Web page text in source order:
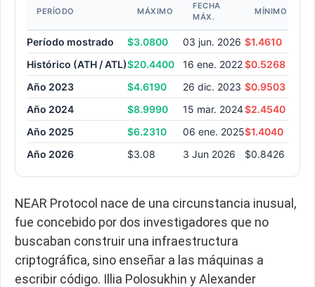
PERÍODO MÁXIMO
FECHA
MÁX.
MÍNIMO
Período mostrado $3.0800 03 jun. 2026 $1.4610
Histórico (ATH / ATL)$20.4400 16 ene. 2022$0.5268
Año 2023
$4.6190 26 dic. 2023 $0.9503
Año 2024
$8.9990 15 mar. 2024$2.4540
Año 2025
$6.2310 06 ene. 2025$1.4040
Año 2026
$3.08 3 Jun 2026 $0.8426
NEAR Protocol nace de una circunstancia inusual,
fue concebido por dos investigadores que no
buscaban construir una infraestructura
criptográfica, sino enseñar a las máquinas a
escribir código. Illia Polosukhin y Alexander